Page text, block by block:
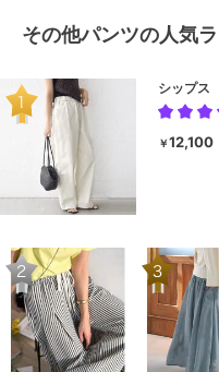
その他パンツの人気
シップス
￥12,100